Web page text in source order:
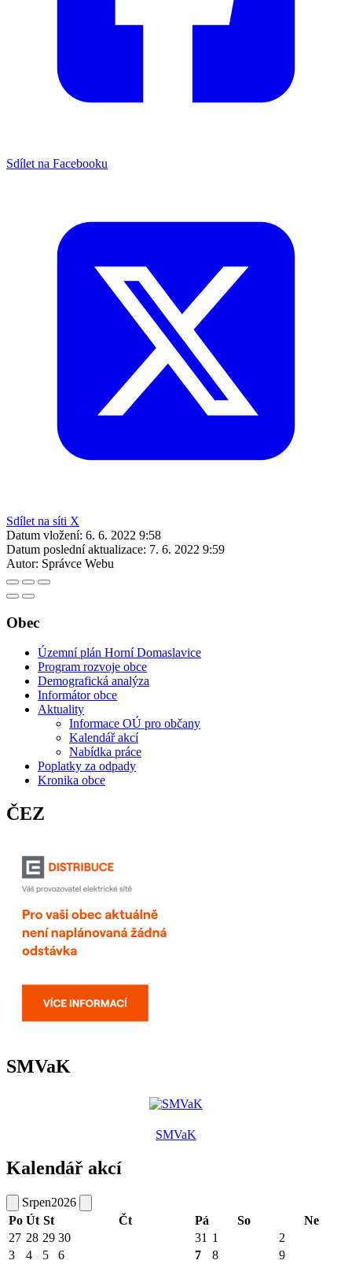
Sdílet na Facebooku
Sdílet na síti X
Datum vložení: 6. 6. 2022 9:58
Datum poslední aktualizace: 7. 6. 2022 9:59
Autor: Správce Webu
Obec
Územní plán Horní Domaslavice
Program rozvoje obce
Demografická analýza
Informátor obce
Aktuality
Informace OÚ pro občany
Kalendář akcí
Nabídka práce
Poplatky za odpady
Kronika obce
ČEZ
SMVaK
SMVaK
Kalendář akcí
Srpen2026
Po Út St Čt Pá So
Ne
27 28 29 30 31 1
2
3
4 5 6 7 8 9